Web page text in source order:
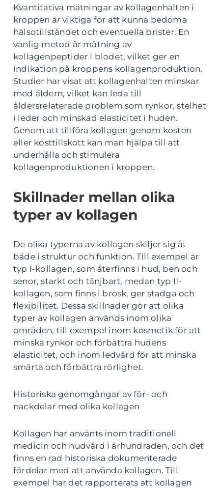
Kvantitativa mätningar av kollagenhalten i
kroppen är viktiga för att kunna bedöma
hälsotillståndet och eventuella brister. En
vanlig metod är mätning av
kollagenpeptider i blodet, vilket ger en
indikation på kroppens kollagenproduktion.
Studier har visat att kollagenhalten minskar
med åldern, vilket kan leda till
åldersrelaterade problem som rynkor, stelhet
i leder och minskad elasticitet i huden.
Genom att tillföra kollagen genom kosten
eller kosttillskott kan man hjälpa till att
underhålla och stimulera
kollagenproduktionen i kroppen.
Skillnader mellan olika
typer av kollagen
De olika typerna av kollagen skiljer sig åt
både i struktur och funktion. Till exempel är
typ I-kollagen, som återfinns i hud, ben och
senor, starkt och tänjbart, medan typ II-
kollagen, som finns i brosk, ger stadga och
flexibilitet. Dessa skillnader gör att olika
typer av kollagen används inom olika
områden, till exempel inom kosmetik för att
minska rynkor och förbättra hudens
elasticitet, och inom ledvård för att minska
smärta och förbättra rörlighet.
Historiska genomgångar av för- och
nackdelar med olika kollagen
Kollagen har använts inom traditionell
medicin och hudvård i århundraden, och det
finns en rad historiska dokumenterade
fördelar med att använda kollagen. Till
exempel har det rapporterats att kollagen